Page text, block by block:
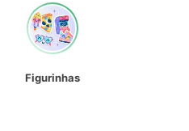
Figurinhas